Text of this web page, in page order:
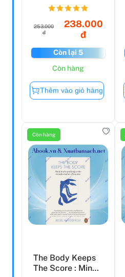
253.000
đ
238.000
đ
Còn lại 5
Còn hàng
Thêm vào giỏ hàng
Còn hàng
The Body Keeps
The Score : Mind,